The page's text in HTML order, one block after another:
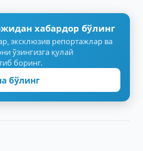
хабардор бўлинг
эксклюзив репортажлар ва
ўзингизга қулай
боринг.
бўлинг